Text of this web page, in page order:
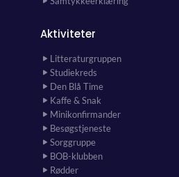
Aktiviteter
Litteraturgruppen
Studiekreds
Den Blå Time
Kaffe & Snak
Minikonfirmander
Besøgstjeneste
Sorggruppe
BOB-klubben
Rødder